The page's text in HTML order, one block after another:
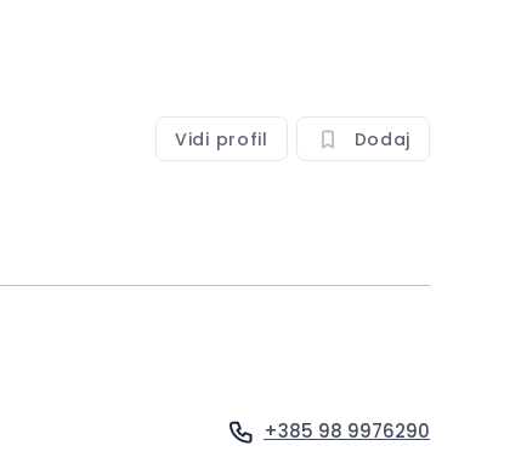
Vidi profil Dodaj
+385 98 9976290